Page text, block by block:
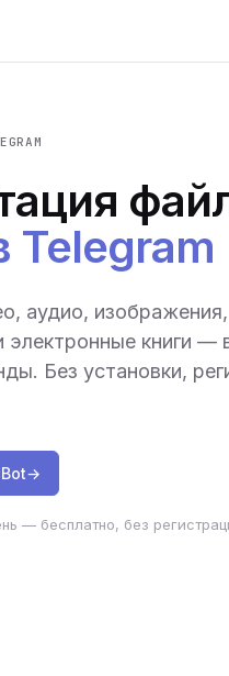
Telegram
аудио,
электронные книги —
Без установки,
→
— бесплатно, без